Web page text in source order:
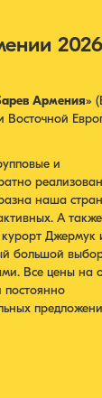
Армения»
Восточной
и
наша
А
курорт Джермук
большой
Все цены на